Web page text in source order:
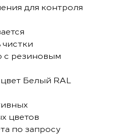
для контроля
резиновым
Белый RAL
цветов
по запросу